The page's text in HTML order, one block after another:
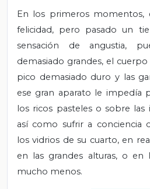
En los primeros momentos,
felicidad, pero pasado un
sensación de angustia,
demasiado grandes, el cuerpo
pico demasiado duro y las
ese gran aparato le impedía
los ricos pasteles o sobre las
así como sufrir a conciencia
los vidrios de su cuarto, en
en las grandes alturas, o en
mucho menos.